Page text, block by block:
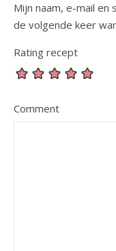
Mijn naam, e-mail
de volgende keer
Rating recept
Comment